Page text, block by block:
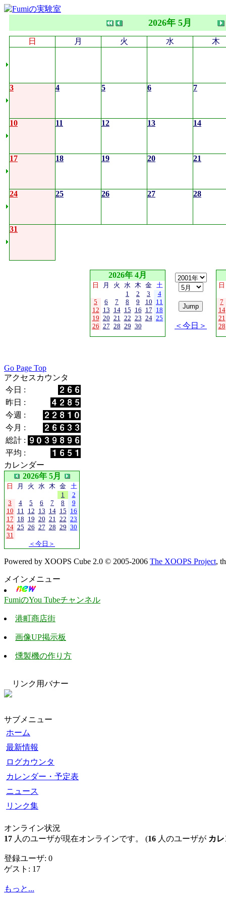
2026年 5月
日 月 火 水 木
3 4 5 6 7
10 11 12 13 14
17 18 19 20 21
24 25 26 27 28
31
2026年 4月
日 月 火 水 木 金 土
1
2 3
4
5
6 7 8 9 10 11
12 13 14 15 16 17 18
19 20 21 22 23 24 25
26 27 28 29 30 ＜今日＞
日
7
14
21
28
Go Page Top
アクセスカウンタ
今日 :
昨日 :
今週 :
今月 :
総計 :
平均 :
カレンダー
2026年 5月
日 月 火 水 木 金 土
1
2
3
4 5 6 7 8
9
10 11 12 13 14 15 16
17 18 19 20 21 22 23
24 25 26 27 28 29 30
31
＜今日＞
Powered by XOOPS Cube 2.0 © 2005-2006 The XOOPS Project,
メインメニュー
FumiのYou Tubeチャンネル
港町商店街
画像UP掲示板
燻製機の作り方
リンク用バナー
サブメニュー
ホーム
最新情報
ログカウンタ
カレンダー・予定表
ニュース
リンク集
オンライン状況
17 人のユーザが現在オンラインです。 (16 人のユーザが カ
登録ユーザ: 0
ゲスト: 17
もっと...